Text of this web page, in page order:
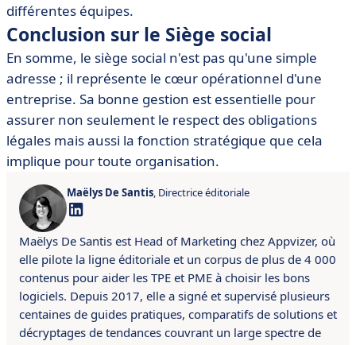
différentes équipes.
Conclusion sur le Siège social
En somme, le siège social n'est pas qu'une simple
adresse ; il représente le cœur opérationnel d'une
entreprise. Sa bonne gestion est essentielle pour
assurer non seulement le respect des obligations
légales mais aussi la fonction stratégique que cela
implique pour toute organisation.
Maëlys De Santis, Directrice éditoriale
Maëlys De Santis est Head of Marketing chez Appvizer, où
elle pilote la ligne éditoriale et un corpus de plus de 4 000
contenus pour aider les TPE et PME à choisir les bons
logiciels. Depuis 2017, elle a signé et supervisé plusieurs
centaines de guides pratiques, comparatifs de solutions et
décryptages de tendances couvrant un large spectre de